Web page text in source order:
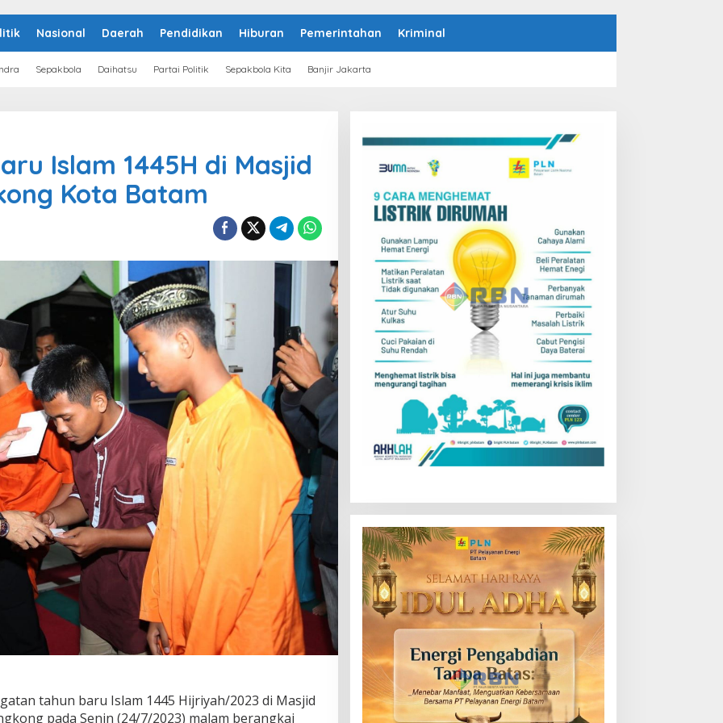
Nasional Daerah Pendidikan Hiburan Pemerintahan Kriminal
Sepakbola Daihatsu Partai Politik Sepakbola Kita Banjir Jakarta
Islam 1445H di Masjid
Kota Batam
tahun baru Islam 1445 Hijriyah/2023 di Masjid
pada Senin (24/7/2023) malam berangkai